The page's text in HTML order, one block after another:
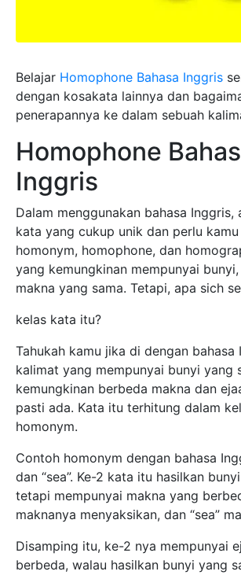
Belajar Homophone Bahasa Inggris
dengan kosakata lainnya dan
penerapannya ke dalam sebuah
Homophone
Inggris
Dalam menggunakan bahasa Inggris,
kata yang cukup unik dan perlu
homonym, homophone, dan
yang kemungkinan mempunyai
makna yang sama. Tetapi, apa sich
kelas kata itu?
Tahukah kamu jika di dengan bahasa
kalimat yang mempunyai bunyi yang
kemungkinan berbeda makna dan
pasti ada. Kata itu terhitung dalam
homonym.
Contoh homonym dengan bahasa
dan “sea”. Ke-2 kata itu hasilkan
tetapi mempunyai makna yang
maknanya menyaksikan, dan “sea”
Disamping itu, ke-2 nya mempunyai
berbeda, walau hasilkan bunyi yang